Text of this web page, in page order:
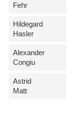
Fehr
Hildegard
Hasler
Alexander
Congiu
Astrid
Matt